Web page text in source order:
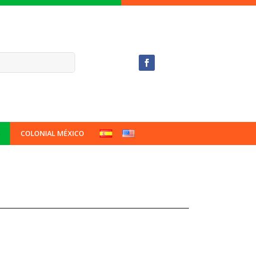
COLONIAL MÉXICO